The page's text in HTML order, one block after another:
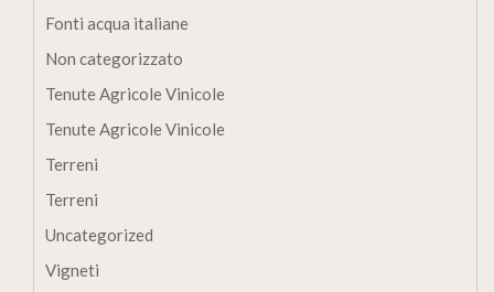
Fonti acqua italiane
Non categorizzato
Tenute Agricole Vinicole
Tenute Agricole Vinicole
Terreni
Terreni
Uncategorized
Vigneti